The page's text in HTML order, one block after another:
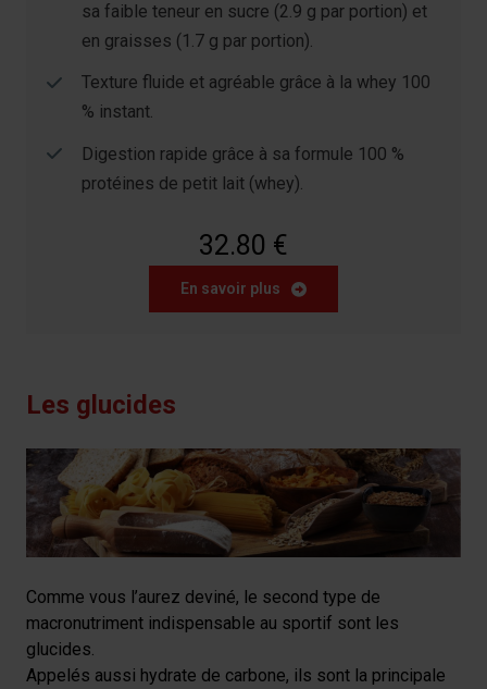
sa faible teneur en sucre (2.9 g par portion) et
en graisses (1.7 g par portion).
Texture fluide et agréable grâce à la whey 100
% instant.
Digestion rapide grâce à sa formule 100 %
protéines de petit lait (whey).
32.80 €
En savoir plus
Les glucides
Comme vous l’aurez deviné, le second type de
macronutriment indispensable au sportif sont les
glucides.
Appelés aussi hydrate de carbone, ils sont la principale